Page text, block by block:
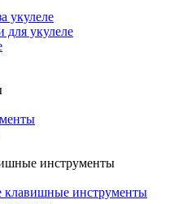
укулеле
для укулеле
инструменты
клавишные инструменты